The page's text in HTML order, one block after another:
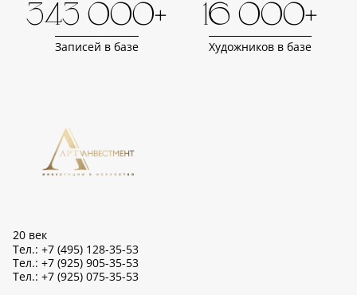
343 000+
Записей в базе
16 000+
Художников в базе
20 век
Тел.: +7 (495) 128-35-53
Тел.: +7 (925) 905-35-53
Тел.: +7 (925) 075-35-53